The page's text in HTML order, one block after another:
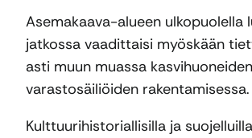
Asemakaava-alueen ulkopuolella
jatkossa vaadittaisi myöskään
asti muun muassa
varastosäiliöiden rakentamisessa.
Kulttuurihistoriallisilla ja